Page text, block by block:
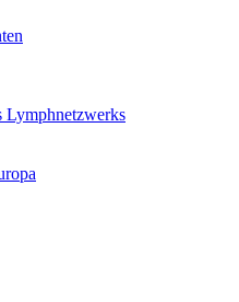
Lymphnetzwerks